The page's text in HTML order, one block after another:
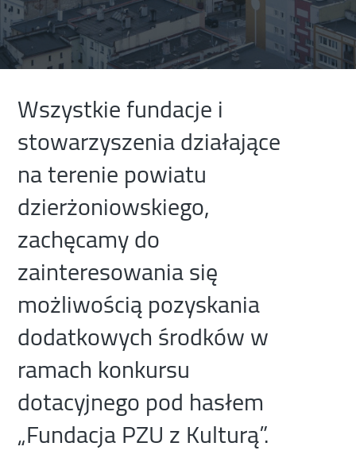
Wszystkie fundacje i
stowarzyszenia działające
na terenie powiatu
dzierżoniowskiego,
zachęcamy do
zainteresowania się
możliwością pozyskania
dodatkowych środków w
ramach konkursu
dotacyjnego pod hasłem
„Fundacja PZU z Kulturą”.